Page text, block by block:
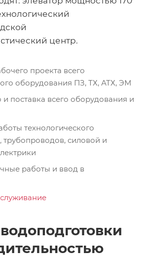
центр.
проекта всего
оборудования ПЗ, ТХ, АТХ, ЭМ
поставка всего оборудования и
технологического
трубопроводов, силовой и
работы и ввод в